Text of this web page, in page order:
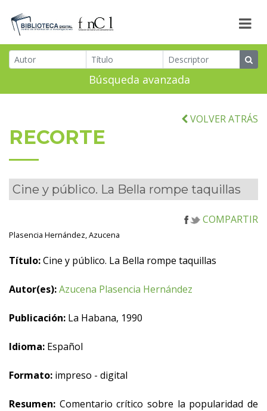
Búsqueda avanzada
VOLVER ATRÁS
RECORTE
Cine y público. La Bella rompe taquillas
COMPARTIR
Plasencia Hernández, Azucena
Título:Cine y público. La Bella rompe taquillas
Autor(es):Azucena Plasencia Hernández
Publicación: La Habana, 1990
Idioma: Español
Formato: impreso - digital
Resumen: Comentario crítico sobre la popularidad de